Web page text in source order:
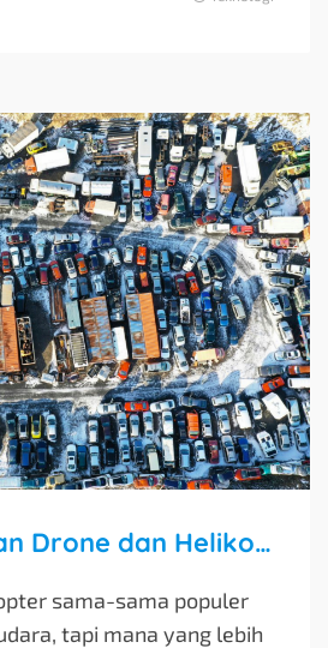
Perbandingan Drone dan Helikopter untuk Fotografi
sama-sama populer
tapi mana yang lebih